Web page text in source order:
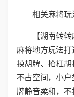
相关麻将玩
【湖南转
麻将地方玩法
摸胡牌、抢杠
不占空间，小
牌静音柔和，